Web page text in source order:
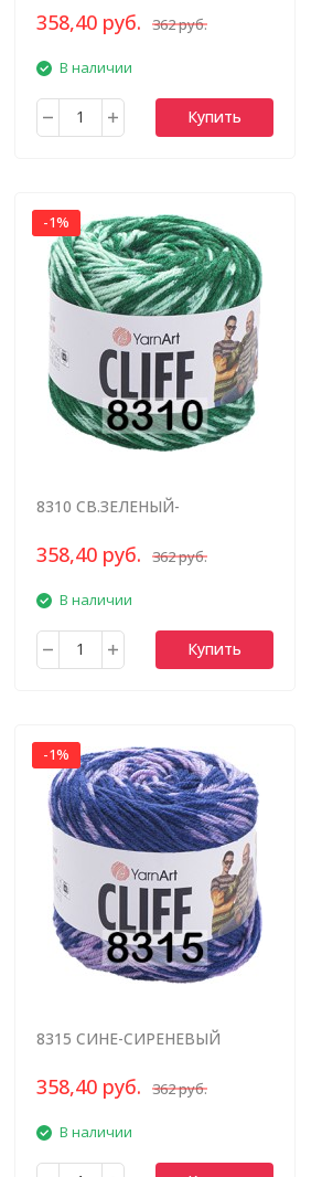
358,40 руб. 362 руб.
В наличии
Купить
-1%
8310 СВ.ЗЕЛЕНЫЙ-
358,40 руб. 362 руб.
В наличии
Купить
-1%
8315 СИНЕ-СИРЕНЕВЫЙ
358,40 руб. 362 руб.
В наличии